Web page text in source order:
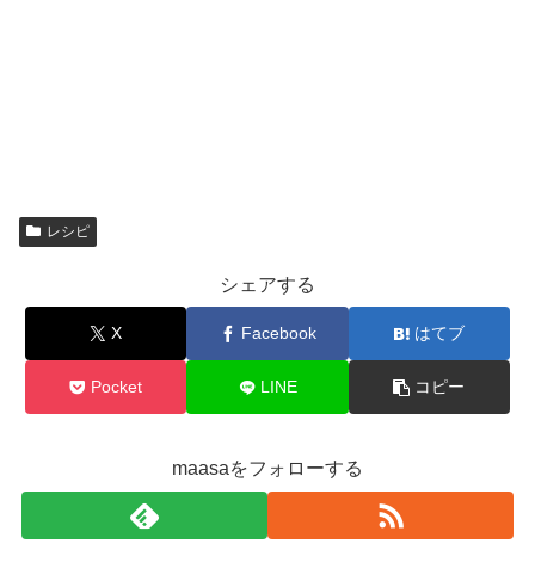
レシピ
シェアする
X Facebook はてブ
Pocket LINE コピー
maasaをフォローする